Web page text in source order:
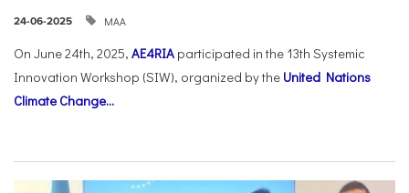
24-06-2025 ΜΑΑ
On June 24th, 2025, AE4RIA participated in the 13th Systemic
Innovation Workshop (SIW), organized by the United Nations
Climate Change...